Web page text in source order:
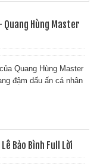
Quang Hùng Master
Quang Hùng Master
đậm dấu ấn cá nhân
Bảo Bình Full Lời